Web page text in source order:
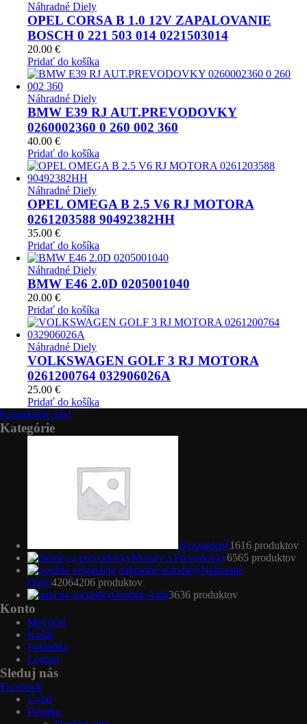
Náhradné Diely
OPEL CORSA B 1.0 12V ZAPALOVANIE
BOSCH 0 221 503 014 0221503014
20.00 €
Pridať do košíka
Náhradné Diely
BMW E39 RJ AUT.PREVODOVKY
0260002360 0 260 002 360
40.00 €
Pridať do košíka
Náhradné Diely
OPEL OMEGA B 2.5 V6 RJ MOTORA
0261203588 90492382HH
35.00 €
Pridať do košíka
Náhradné Diely
BMW E46 2.0D 0205001040
20.00 €
Pridať do košíka
Náhradné Diely
VOLKSWAGEN GOLF 3 RJ MOTORA
0261200764 032906026A
25.00 €
Pridať do košíka
Kontaktujte nás!
Kategórie
Nezaradené1616 produktov
Motory a Prevodovky6565 produktov
Náhradné
Diely42064206 produktov
Osobné Autá3636 produktov
Konto
Môj účet
Košík
Pokladňa
Logout
Sleduj nás
Facebook
Úvod
Ponuka